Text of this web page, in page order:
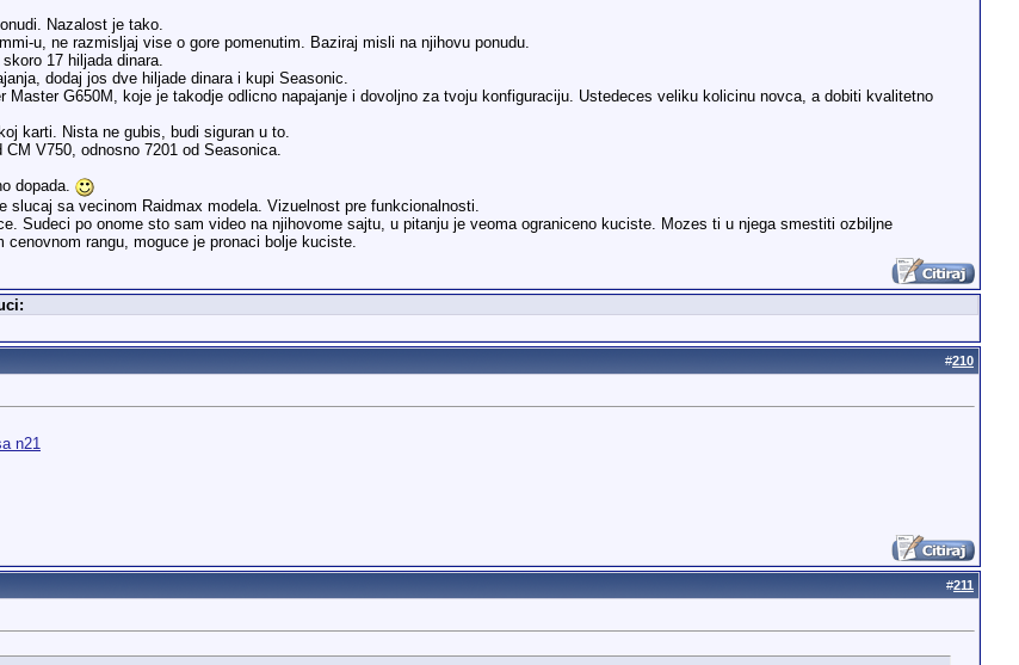
Nazalost je tako.
u, ne razmisljaj vise o gore pomenutim. Baziraj misli na njihovu ponudu.
17 hiljada dinara.
dodaj jos dve hiljade dinara i kupi Seasonic.
Master G650M, koje je takodje odlicno napajanje i dovoljno za tvoju konfiguraciju. Ustedeces veliku kolicinu novca, a dobiti kvalitetno
karti. Nista ne gubis, budi siguran u to.
V750, odnosno 7201 od Seasonica.
dopada.
sa vecinom Raidmax modela. Vizuelnost pre funkcionalnosti.
Sudeci po onome sto sam video na njihovome sajtu, u pitanju je veoma ograniceno kuciste. Mozes ti u njega smestiti ozbiljne
rangu, moguce je pronaci bolje kuciste.
#210
n21
#211